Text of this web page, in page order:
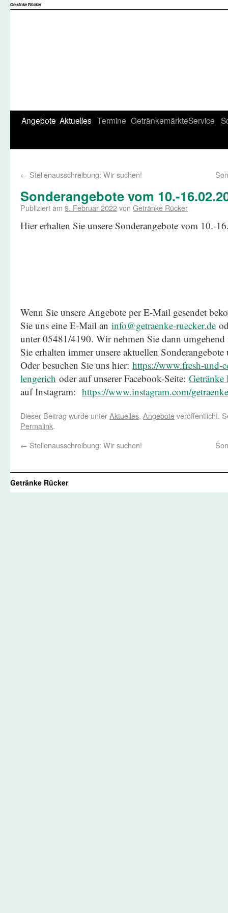
Getränke Rücker
Angebote Aktuelles Termine GetränkemärkteService
← Stellenausschreibung: Wir suchen!
Sonderangebote vom 10.-
Publiziert am 9. Februar 2022von Getränke Rücker
Hier erhalten Sie unsere Sonderangebote vom 10.-
Wenn Sie unsere Angebote per E-Mail gesendet
Sie uns eine E-Mail an info@getraenke-ruecker.de
unter 05481/4190. Wir nehmen Sie dann
Sie erhalten immer unsere aktuellen
Oder besuchen Sie uns hier: https://www.fresh-und-
lengerich oder auf unserer Facebook-Seite: Getränke
auf Instagram: https://www.instagram.com/
Dieser Beitrag wurde unterAktuelles, Angeboteveröffentlicht.
Permalink.
← Stellenausschreibung: Wir suchen!
Getränke Rücker